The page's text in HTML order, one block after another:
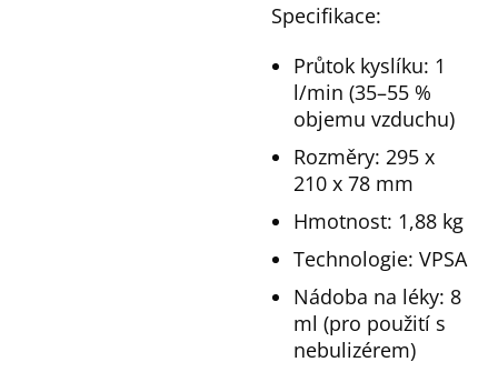
Specifikace:
Průtok kyslíku: 1
l/min (35–55 %
objemu vzduchu)
Rozměry: 295 x
210 x 78 mm
Hmotnost: 1,88 kg
Technologie: VPSA
Nádoba na léky: 8
ml (pro použití s
nebulizérem)